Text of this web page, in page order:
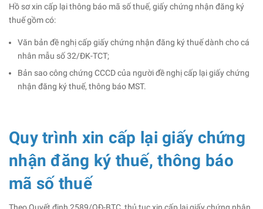
Hồ sơ xin cấp lại thông báo mã số thuế, giấy chứng nhận đăng ký
thuế gồm có:
Văn bản đề nghị cấp giấy chứng nhận đăng ký thuế dành cho cá
nhân mẫu số 32/ĐK-TCT;
Bản sao công chứng CCCD của người đề nghị cấp lại giấy chứng
nhận đăng ký thuế, thông báo MST.
Quy trình xin cấp lại giấy chứng
nhận đăng ký thuế, thông báo
mã số thuế
Theo Quyết định 2589/QĐ-BTC, thủ tục xin cấp lại giấy chứng nhận